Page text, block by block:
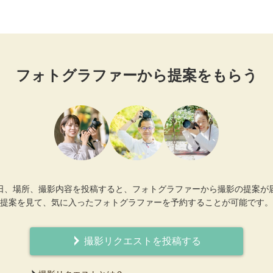
フォトグラファーから提案をもらう
、場所、撮影内容を投稿すると、フォトグラファーから撮影の提案が
提案を見て、気に入ったフォトグラファーを予約することが可能です。
撮影リクエストを投稿する